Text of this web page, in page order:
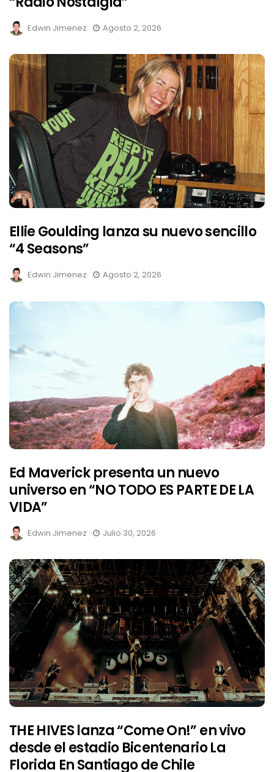
Edwin Jimenez Agosto 2, 2026
Ellie Goulding lanza su nuevo sencillo
“4 Seasons”
Edwin Jimenez Agosto 2, 2026
Ed Maverick presenta un nuevo
universo en “NO TODO ES PARTE DE LA
VIDA”
Edwin Jimenez Julio 30, 2026
THE HIVES lanza “Come On!” en vivo
desde el estadio Bicentenario La
Florida En Santiago de Chile